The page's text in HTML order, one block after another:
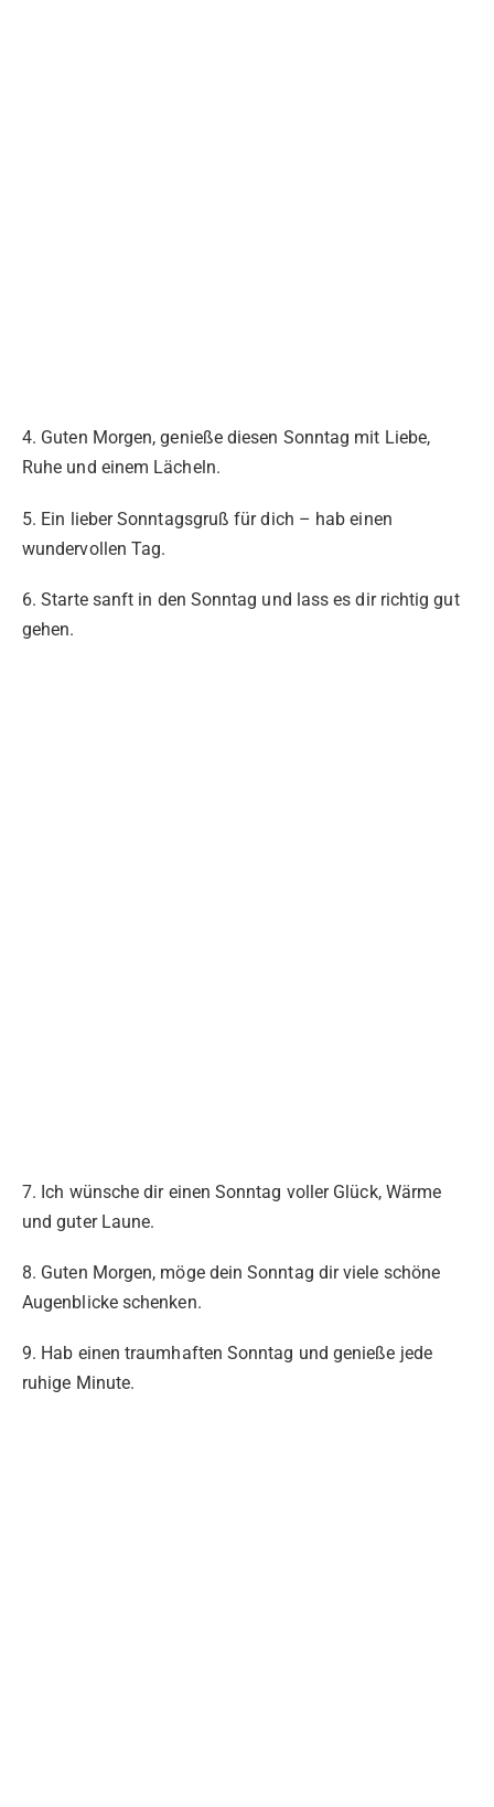
4. Guten Morgen, genieße diesen Sonntag mit Liebe,
Ruhe und einem Lächeln.
5. Ein lieber Sonntagsgruß für dich – hab einen
wundervollen Tag.
6. Starte sanft in den Sonntag und lass es dir richtig gut
gehen.
7. Ich wünsche dir einen Sonntag voller Glück, Wärme
und guter Laune.
8. Guten Morgen, möge dein Sonntag dir viele schöne
Augenblicke schenken.
9. Hab einen traumhaften Sonntag und genieße jede
ruhige Minute.